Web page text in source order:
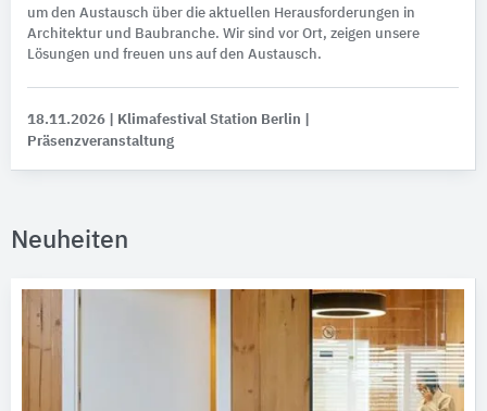
um den Austausch über die aktuellen Herausforderungen in
Architektur und Baubranche. Wir sind vor Ort, zeigen unsere
Lösungen und freuen uns auf den Austausch.
18.11.2026 | Klimafestival Station Berlin
Präsenzveranstaltung
Neuheiten